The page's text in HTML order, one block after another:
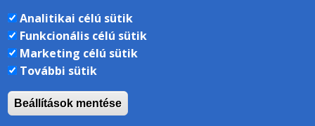
Kapcsolat
Pécsi Tudományegyetem | Kancellária |
Informatikai Igazgatóság 2019.
Analitikai célú sütik
Funkcionális célú sütik
Marketing célú sütik
További sütik
Beállítások mentése